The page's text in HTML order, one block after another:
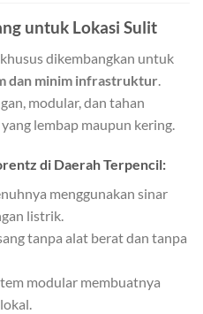
untuk Lokasi Sulit
dikembangkan untuk
dan minim infrastruktur
modular, dan tahan
lembap maupun kering.
di Daerah Terpencil:
menggunakan sinar
listrik.
tanpa alat berat dan tanpa
modular membuatnya